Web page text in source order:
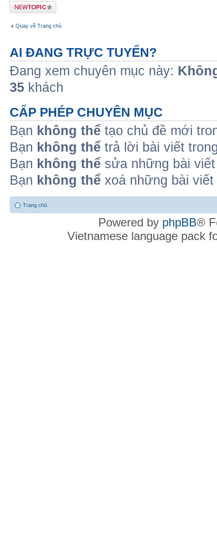
Tạo chủ đề mới
Quay về Trang chủ
AI ĐANG TRỰC TUYẾN?
Đang xem chuyên mục này:
35 khách
CẤP PHÉP CHUYÊN MỤC
Bạn không thể tạo chủ đề mới
Bạn không thể trả lời bài viết
Bạn không thể sửa những bài
Bạn không thể xoá những bài
Trang chủ
Powered by phpBB®
Vietnamese language pack